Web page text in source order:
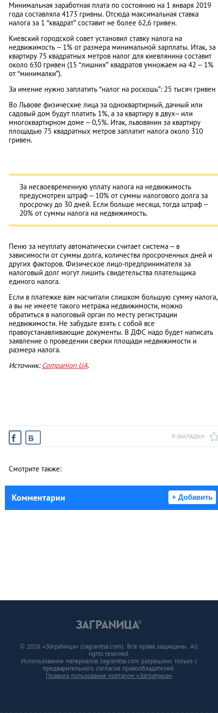
Минимальная заработная плата по состоянию на 1 января 2019
года составляла 4173 гривны. Отсюда максимальная ставка
налога за 1 “квадрат” составит не более 62,6 гривен.
Киевский городской совет установил ставку налога на
недвижимость – 1% от размера минимальной зарплаты. Итак, за
квартиру 75 квадратных метров налог для киевлянина составит
около 630 гривен (15 “лишних” квадратов умножаем на 42 – 1%
от “минималки”).
За имение нужно заплатить “налог на роскошь”: 25 тысяч гривен
Во Львове физические лица за одноквартирный, дачный или
садовый дом будут платить 1%, а за квартиру в двух– или
многоквартирном доме – 0,5%. Итак, львовянин за квартиру
площадью 75 квадратных метров заплатит налога около 310
гривен.
За несвоевременную уплату налога на недвижимость
предусмотрен штраф – 10% от суммы налогового долга за
просрочку до 30 дней. Если больше месяца, тогда штраф –
20% от суммы налога на недвижимость.
Пеню за неуплату автоматически считает система – в
зависимости от суммы долга, количества просроченных дней и
других факторов. Физическое лицо-предпринимателя за
налоговый долг могут лишить свидетельства плательщика
единого налога.
Если в платежке вам насчитали слишком большую сумму налога,
а вы не имеете такого метража недвижимости, можно
обратиться в налоговый орган по месту регистрации
недвижимости. Не забудьте взять с собой все
правоустанавливающие документы. В ДФС надо будет написать
заявление о проведении сверки площади недвижимости и
размера налога.
Источник: Companion UA.
В ЗАКЛАДКИ
Смотрите также:
Комментарии + Добавить
© 2026 «ЗаграNица» (zagranitsa.com). Все права защищены. All
rights reserved.
Использование материалов zagranitsa.com разрешено только с
предварительного согласия правообладателей.
Правила пользования порталом «ЗаграNица»